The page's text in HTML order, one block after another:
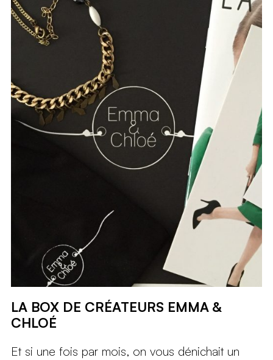
LA BOX DE CRÉATEURS EMMA &
CHLOÉ
Et si une fois par mois, on vous dénichait un